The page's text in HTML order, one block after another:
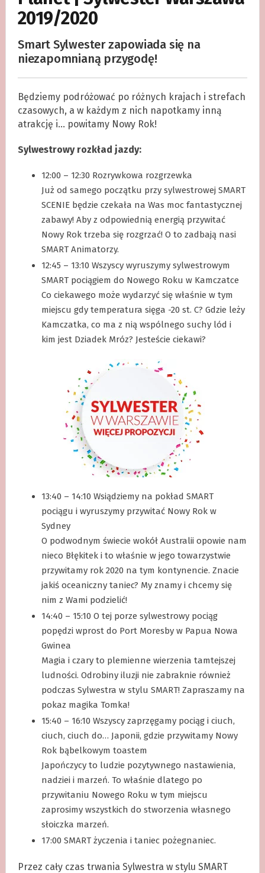
2019/2020
Smart Sylwester zapowiada się na
niezapomnianą przygodę!
Będziemy podróżować po różnych krajach i strefach
czasowych, a w każdym z nich napotkamy inną
atrakcję i… powitamy Nowy Rok!
Sylwestrowy rozkład jazdy:
12:00 – 12:30 Rozrywkowa rozgrzewka
Już od samego początku przy sylwestrowej SMART
SCENIE będzie czekała na Was moc fantastycznej
zabawy! Aby z odpowiednią energią przywitać
Nowy Rok trzeba się rozgrzać! O to zadbają nasi
SMART Animatorzy.
12:45 – 13:10 Wszyscy wyruszymy sylwestrowym
SMART pociągiem do Nowego Roku w Kamczatce
Co ciekawego może wydarzyć się właśnie w tym
miejscu gdy temperatura sięga -20 st. C? Gdzie leży
Kamczatka, co ma z nią wspólnego suchy lód i
kim jest Dziadek Mróz? Jesteście ciekawi?
13:40 – 14:10 Wsiądziemy na pokład SMART
pociągu i wyruszymy przywitać Nowy Rok w
Sydney
O podwodnym świecie wokół Australii opowie nam
nieco Błękitek i to właśnie w jego towarzystwie
przywitamy rok 2020 na tym kontynencie. Znacie
jakiś oceaniczny taniec? My znamy i chcemy się
nim z Wami podzielić!
14:40 – 15:10 O tej porze sylwestrowy pociąg
popędzi wprost do Port Moresby w Papua Nowa
Gwinea
Magia i czary to plemienne wierzenia tamtejszej
ludności. Odrobiny iluzji nie zabraknie również
podczas Sylwestra w stylu SMART! Zapraszamy na
pokaz magika Tomka!
15:40 – 16:10 Wszyscy zaprzęgamy pociąg i ciuch,
ciuch, ciuch do… Japonii, gdzie przywitamy Nowy
Rok bąbelkowym toastem
Japończycy to ludzie pozytywnego nastawienia,
nadziei i marzeń. To właśnie dlatego po
przywitaniu Nowego Roku w tym miejscu
zaprosimy wszystkich do stworzenia własnego
słoiczka marzeń.
17:00 SMART życzenia i taniec pożegnaniec.
Przez cały czas trwania Sylwestra w stylu SMART